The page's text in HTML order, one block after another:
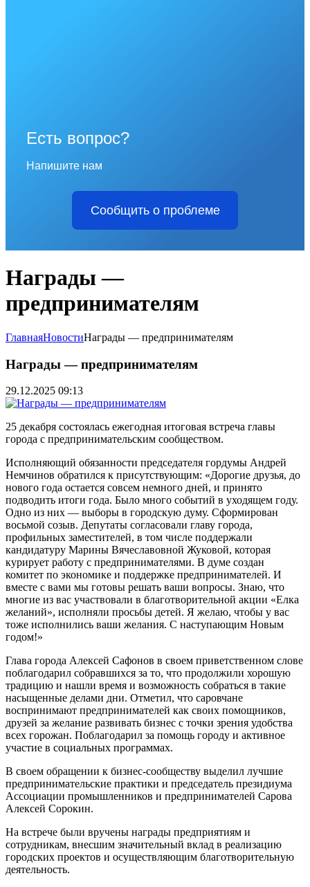
Есть вопрос?
Напишите нам
Сообщить о проблеме
Награды —
предпринимателям
ГлавнаяНовостиНаграды — предпринимателям
Награды — предпринимателям
29.12.2025 09:13
25 декабря состоялась ежегодная итоговая встреча главы
города с предпринимательским сообществом.
Исполняющий обязанности председателя гордумы Андрей
Немчинов обратился к присутствующим: «Дорогие друзья, до
нового года остается совсем немного дней, и принято
подводить итоги года. Было много событий в уходящем году.
Одно из них — выборы в городскую думу. Сформирован
восьмой созыв. Депутаты согласовали главу города,
профильных заместителей, в том числе поддержали
кандидатуру Марины Вячеславовной Жуковой, которая
курирует работу с предпринимателями. В думе создан
комитет по экономике и поддержке предпринимателей. И
вместе с вами мы готовы решать ваши вопросы. Знаю, что
многие из вас участвовали в благотворительной акции «Елка
желаний», исполняли просьбы детей. Я желаю, чтобы у вас
тоже исполнились ваши желания. С наступающим Новым
годом!»
Глава города Алексей Сафонов в своем приветственном слове
поблагодарил собравшихся за то, что продолжили хорошую
традицию и нашли время и возможность собраться в такие
насыщенные делами дни. Отметил, что саровчане
воспринимают предпринимателей как своих помощников,
друзей за желание развивать бизнес с точки зрения удобства
всех горожан. Поблагодарил за помощь городу и активное
участие в социальных программах.
В своем обращении к бизнес-сообществу выделил лучшие
предпринимательские практики и председатель президиума
Ассоциации промышленников и предпринимателей Сарова
Алексей Сорокин.
На встрече были вручены награды предприятиям и
сотрудникам, внесшим значительный вклад в реализацию
городских проектов и осуществляющим благотворительную
деятельность.